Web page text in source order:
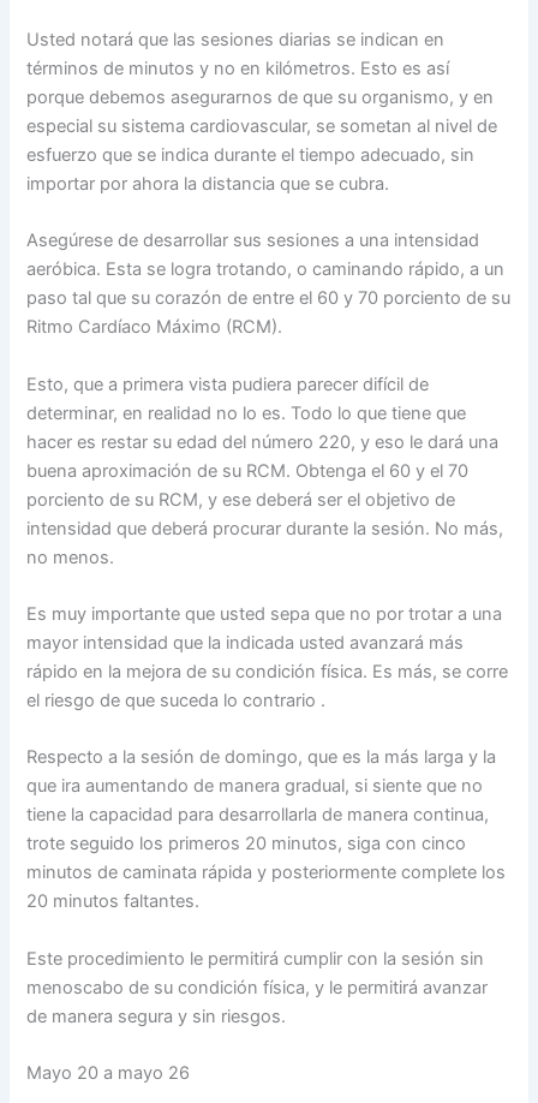
Usted notará que las sesiones diarias se indican en
términos de minutos y no en kilómetros. Esto es así
porque debemos asegurarnos de que su organismo, y en
especial su sistema cardiovascular, se sometan al nivel de
esfuerzo que se indica durante el tiempo adecuado, sin
importar por ahora la distancia que se cubra.
Asegúrese de desarrollar sus sesiones a una intensidad
aeróbica. Esta se logra trotando, o caminando rápido, a un
paso tal que su corazón de entre el 60 y 70 porciento de su
Ritmo Cardíaco Máximo (RCM).
Esto, que a primera vista pudiera parecer difícil de
determinar, en realidad no lo es. Todo lo que tiene que
hacer es restar su edad del número 220, y eso le dará una
buena aproximación de su RCM. Obtenga el 60 y el 70
porciento de su RCM, y ese deberá ser el objetivo de
intensidad que deberá procurar durante la sesión. No más,
no menos.
Es muy importante que usted sepa que no por trotar a una
mayor intensidad que la indicada usted avanzará más
rápido en la mejora de su condición física. Es más, se corre
el riesgo de que suceda lo contrario .
Respecto a la sesión de domingo, que es la más larga y la
que ira aumentando de manera gradual, si siente que no
tiene la capacidad para desarrollarla de manera continua,
trote seguido los primeros 20 minutos, siga con cinco
minutos de caminata rápida y posteriormente complete los
20 minutos faltantes.
Este procedimiento le permitirá cumplir con la sesión sin
menoscabo de su condición física, y le permitirá avanzar
de manera segura y sin riesgos.
Mayo 20 a mayo 26